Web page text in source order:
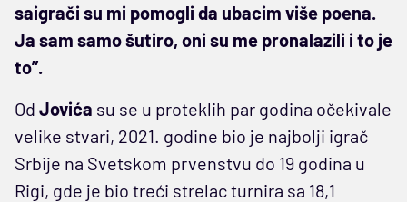
saigrači su mi pomogli da ubacim više poena.
Ja sam samo šutiro, oni su me pronalazili i to je
to”.
Od Jovića su se u proteklih par godina očekivale
velike stvari, 2021. godine bio je najbolji igrač
Srbije na Svetskom prvenstvu do 19 godina u
Rigi, gde je bio treći strelac turnira sa 18,1